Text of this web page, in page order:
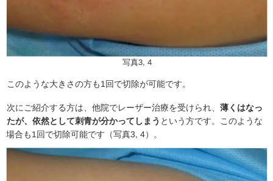
写真3, 4
このような大きさの方も1回で切除が可能です。
次にご紹介する方は、他院でレーザー治療を受けられ、 薄くはなっ
たが、依然として刺青が分かってしまう という方です。このような
場合も1回で切除可能です（写真3, 4）。